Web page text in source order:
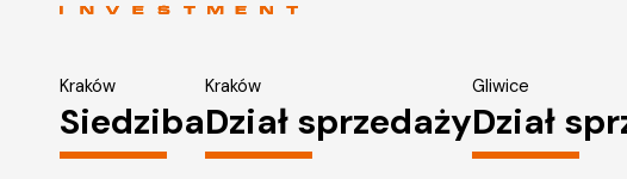
Kraków
Siedziba
Kraków
Dział sprzedaży
Gliwice
Dział